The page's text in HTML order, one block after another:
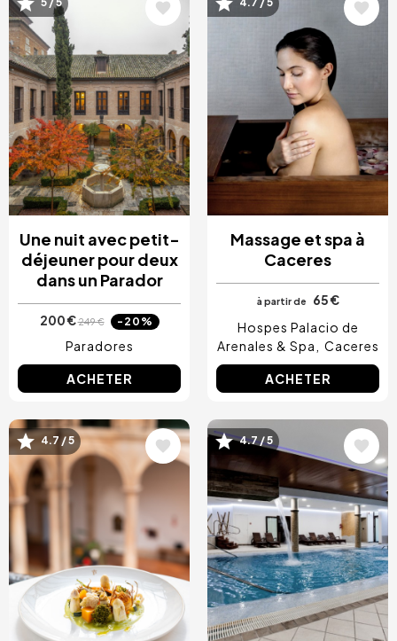
5 / 5
Une nuit avec petit-
déjeuner pour deux
dans un Parador
200 €249 € -20%
Paradores
ACHETER
4.7 / 5
Massage et spa à
Caceres
à partir de
65 €
Hospes Palacio de
Arenales & Spa
Caceres
ACHETER
Image
4.7 / 5 Image
4.7 / 5